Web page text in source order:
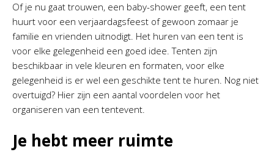
Of je nu gaat trouwen, een baby-shower geeft, een tent
huurt voor een verjaardagsfeest of gewoon zomaar je
familie en vrienden uitnodigt. Het huren van een tent is
voor elke gelegenheid een goed idee. Tenten zijn
beschikbaar in vele kleuren en formaten, voor elke
gelegenheid is er wel een geschikte tent te huren. Nog niet
overtuigd? Hier zijn een aantal voordelen voor het
organiseren van een tentevent.
Je hebt meer ruimte